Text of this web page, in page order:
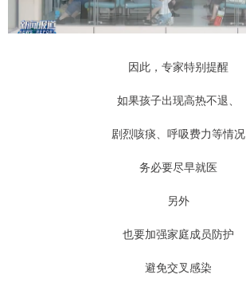
因此，专家特别提醒
如果孩子出现高热不退、
剧烈咳痰、呼吸费力等情况
务必要尽早就医
另外
也要加强家庭成员防护
避免交叉感染